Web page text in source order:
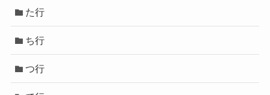
た行
ち行
つ行